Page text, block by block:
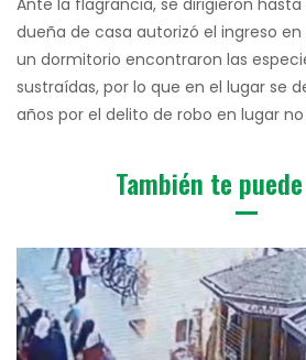
dueña de casa autorizó el ingreso
un dormitorio encontraron las
sustraídas, por lo que en el lugar se
años por el delito de robo en lugar
También te